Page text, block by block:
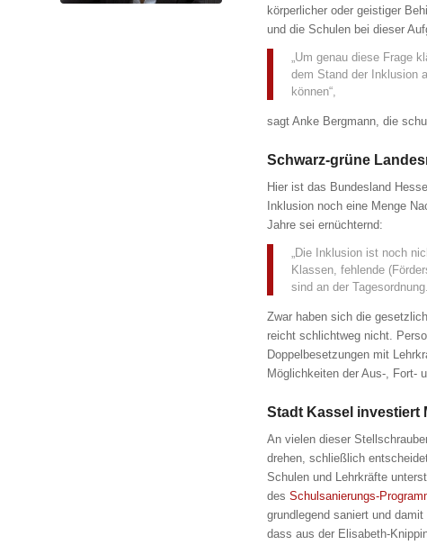
körperlicher oder geistiger
und die Schulen bei dieser
„Um genau diese Frage
dem Stand der Inklusion
können“,
sagt Anke Bergmann, die
Schwarz-grüne
Hier ist das Bundesland
Inklusion noch eine Menge
Jahre sei ernüchternd:
„Die Inklusion ist noch
Klassen, fehlende
sind an der
Zwar haben sich die
reicht schlichtweg nicht.
Doppelbesetzungen mit
Möglichkeiten der Aus-, Fort-
Stadt Kassel investiert
An vielen dieser
drehen, schließlich
Schulen und Lehrkräfte
des Schulsanierungs-
grundlegend saniert und
dass aus der Elisabeth-